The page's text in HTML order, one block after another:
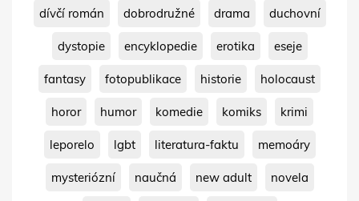
dívčí román dobrodružné drama duchovní
dystopie encyklopedie erotika eseje
fantasy fotopublikace historie holocaust
horor humor komedie komiks krimi
leporelo lgbt literatura-faktu memoáry
mysteriózní naučná new adult novela